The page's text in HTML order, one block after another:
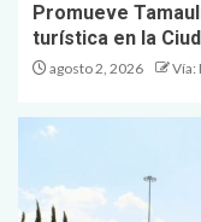
Promueve
turística en la
agosto 2, 2026 Vía: